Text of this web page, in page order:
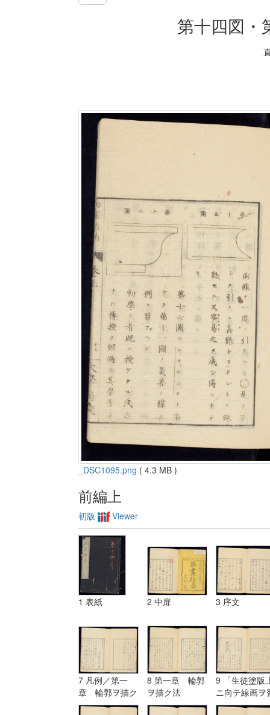
第十四図・
_DSC1095.png ( 4.3 MB )
前編上
初版 Viewer
1 表紙 2 中扉 3 序文
7 凡例／第一
章 輪郭ヲ描ク
法
8 第一章 輪郭
ヲ描ク法
9 「生徒塗版
ニ向テ線画ヲ
フ図」